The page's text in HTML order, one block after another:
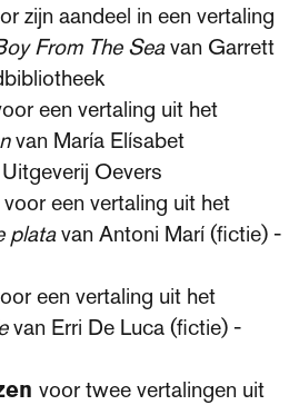
zijn aandeel in een vertaling
From The Seavan Garrett
een vertaling uit het
van María Elísabet
Oevers
voor een vertaling uit het
platavan Antoni Marí (fictie) -
een vertaling uit het
van Erri De Luca (fictie) -
voor twee vertalingen uit